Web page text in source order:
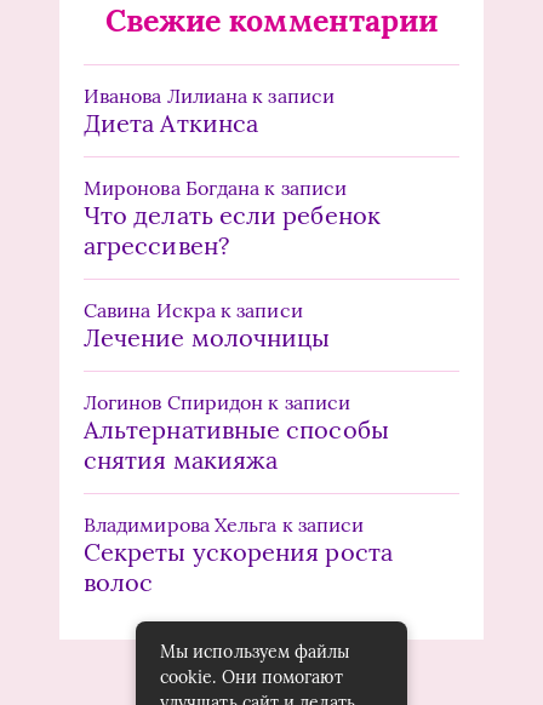
Свежие комментарии
Иванова Лилиана к записи
Диета Аткинса
Миронова Богдана к записи
Что делать если ребенок
агрессивен?
Савина Искрак записи
Лечение молочницы
Логинов Спиридон к записи
Альтернативные способы
снятия макияжа
Владимирова Хельга к записи
Секреты ускорения роста
волос
Мы используем файлы
cookie. Они помогают